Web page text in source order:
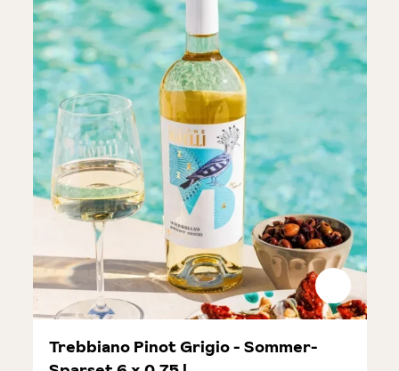
Trebbiano Pinot Grigio - Sommer-